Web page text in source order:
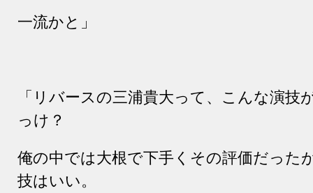
一流かと」
「リバースの三浦貴大って、こんな演技
っけ？
俺の中では大根で下手くその評価だった
技はいい。